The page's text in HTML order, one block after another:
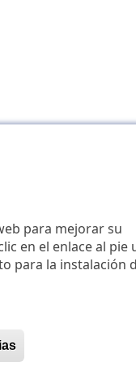
para mejorar su
en el enlace al pie
para la instalación